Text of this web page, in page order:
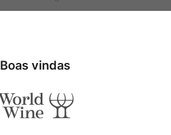
Pais
Boas vindas